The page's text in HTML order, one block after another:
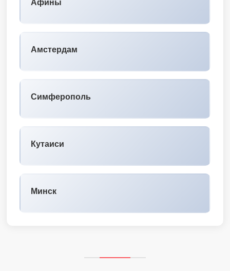
Амстердам
Симферополь
Кутаиси
Минск